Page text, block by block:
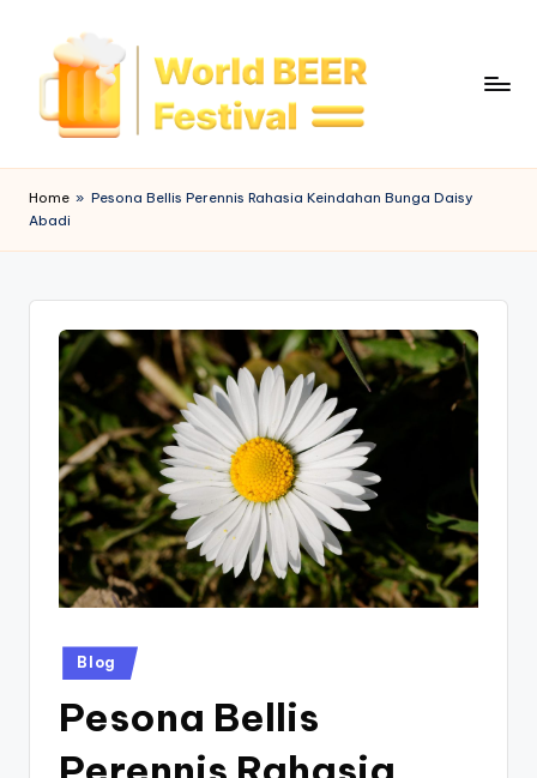
o
rl
B
Home » Pesona Bellis Perennis Rahasia Keindahan Bunga Daisy
Abadi
Posted
in
Blog
Pesona Bellis